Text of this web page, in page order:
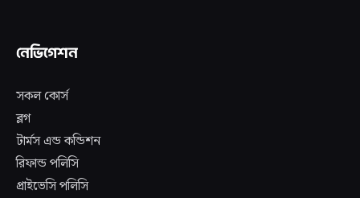
নেভিগেশন
সকল কোর্স
ব্লগ
টার্মস এন্ড কন্ডিশন
রিফান্ড পলিসি
প্রাইভেসি পলিসি